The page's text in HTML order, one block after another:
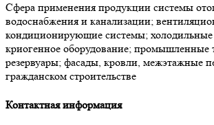
Сфера применения продукции системы
водоснабжения и канализации;
кондиционирующие системы; холодильные
криогенное оборудование; промышленные
резервуары; фасады, кровли, межэтажные
гражданском строительстве
Контактная информация